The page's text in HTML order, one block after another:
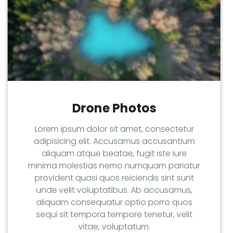
Drone Photos
Lorem ipsum dolor sit amet, consectetur
adipisicing elit. Accusamus accusantium
aliquam atque beatae, fugit iste iure
minima molestias nemo numquam pariatur
provident quasi quos reiciendis sint sunt
unde velit voluptatibus. Ab accusamus,
aliquam consequatur optio porro quos
sequi sit tempora tempore tenetur, velit
vitae, voluptatum.